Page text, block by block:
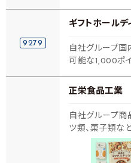
9279
ギフトホールデ
自社グループ国
可能な1,000ポ
正栄食品工業
自社グループ商
ツ類、菓子類など